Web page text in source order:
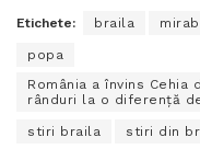
Etichete: braila
popa
România a învins
rânduri la o diferență
stiri braila stiri din